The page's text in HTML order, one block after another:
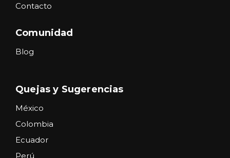
Contacto
Comunidad
Blog
Quejas y Sugerencias
México
Colombia
Ecuador
Perú